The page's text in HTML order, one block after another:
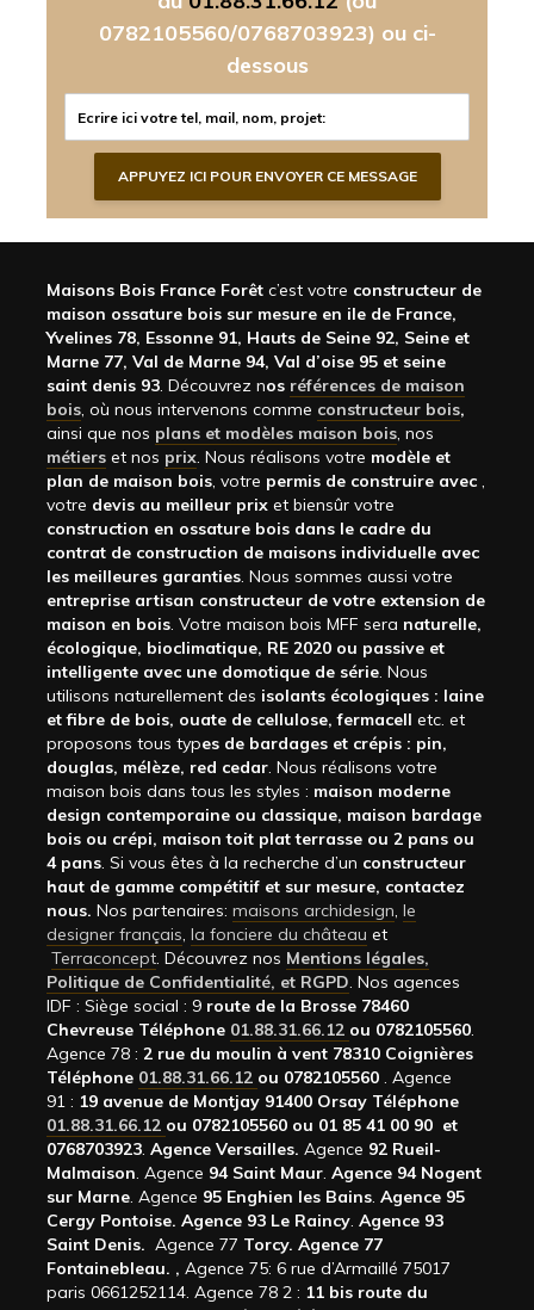
0782105560/0768703923) ou ci-
dessous
Maisons Bois France Forêt c’est votre constructeur de
maison ossature bois sur mesure en ile de France,
Yvelines 78, Essonne 91, Hauts de Seine 92, Seine et
Marne 77, Val de Marne 94, Val d’oise 95 et seine
saint denis 93. Découvrez nos références de maison
bois, où nous intervenons comme constructeur bois,
ainsi que nos plans et modèles maison bois, nos
métiers et nos prix. Nous réalisons votre modèle et
plan de maison bois, votre permis de construire avec ,
votre devis au meilleur prix et biensûr votre
construction en ossature bois dans le cadre du
contrat de construction de maisons individuelle avec
les meilleures garanties. Nous sommes aussi votre
entreprise artisan constructeur de votre extension de
maison en bois. Votre maison bois MFF sera naturelle,
écologique, bioclimatique, RE 2020 ou passive et
intelligente avec une domotique de série. Nous
utilisons naturellement des isolants écologiques : laine
et fibre de bois, ouate de cellulose, fermacell etc. et
proposons tous types de bardages et crépis : pin,
douglas, mélèze, red cedar. Nous réalisons votre
maison bois dans tous les styles : maison moderne
design contemporaine ou classique, maison bardage
bois ou crépi, maison toit plat terrasse ou 2 pans ou
4 pans. Si vous êtes à la recherche d’un constructeur
haut de gamme compétitif et sur mesure, contactez
nous. Nos partenaires: maisons archidesign, le
designer français, la fonciere du château et
Terraconcept. Découvrez nos Mentions légales,
Politique de Confidentialité, et RGPD. Nos agences
IDF : Siège social : 9 route de la Brosse 78460
Chevreuse Téléphone 01.88.31.66.12 ou 0782105560.
Agence 78 : 2 rue du moulin à vent 78310 Coignières
Téléphone 01.88.31.66.12 ou 0782105560 . Agence
91 : 19 avenue de Montjay 91400 Orsay Téléphone
01.88.31.66.12 ou 0782105560 ou 01 85 41 00 90 et
0768703923. Agence Versailles. Agence 92 Rueil-
Malmaison. Agence 94 Saint Maur. Agence 94 Nogent
sur Marne. Agence 95 Enghien les Bains. Agence 95
Cergy Pontoise. Agence 93 Le Raincy. Agence 93
Saint Denis. Agence 77 Torcy. Agence 77
Fontainebleau. , Agence 75: 6 rue d’Armaillé 75017
paris 0661252114. Agence 78 2 : 11 bis route du